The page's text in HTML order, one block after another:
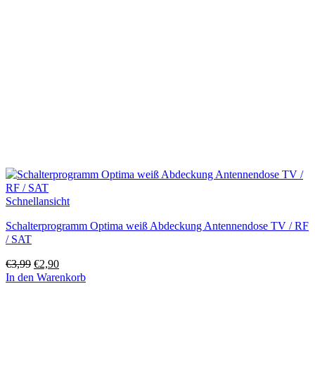
Schnellansicht
Schalterprogramm Optima weiß Abdeckung Antennendose TV / RF
/ SAT
€3,99 Ursprünglicher
Preis
€2,90Aktueller
Preis
In den Warenkorb